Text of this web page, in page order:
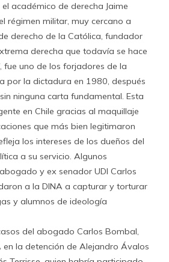
académico de derecha Jaime
régimen militar, muy cercano a
derecho de la Católica, fundador
derecha que todavía se hace
fue uno de los forjadores de la
por la dictadura en 1980, después
ninguna carta fundamental. Esta
en Chile gracias al maquillaje
que más bien legitimaron
los intereses de los dueños del
a su servicio. Algunos
y ex senador UDI Carlos
a la DINA a capturar y torturar
y alumnos de ideología
del abogado Carlos Bombal,
en la detención de Alejandro Ávalos